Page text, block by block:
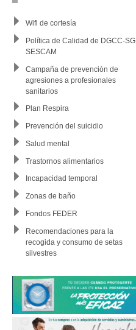
Wifi de cortesía
Política de Calidad de DGCC-SG
SESCAM
Campaña de prevención de
agresiones a profesionales
sanitarios
Plan Respira
Prevención del suicidio
Salud mental
Trastornos alimentarios
Incapacidad temporal
Zonas de baño
Fondos FEDER
Recomendaciones para la
recogida y consumo de setas
silvestres